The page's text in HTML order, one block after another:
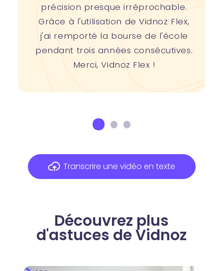
précision presque irréprochable.
Grâce à l'utilisation de Vidnoz Flex,
j'ai remporté la bourse de l'école
pendant trois années consécutives.
Merci, Vidnoz Flex !
Transcrire une vidéo en texte
Découvrez plus
d'astuces de Vidnoz